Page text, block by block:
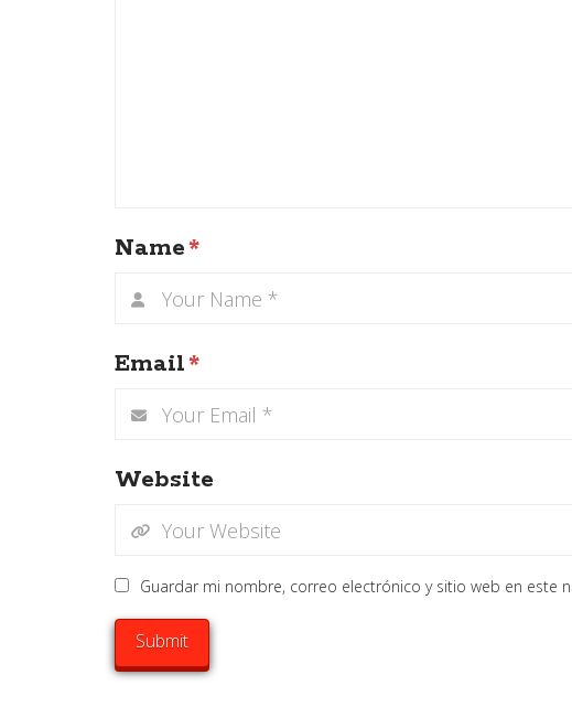
Name*
Email*
Website
Guardar mi nombre, correo electrónico y sitio web en este